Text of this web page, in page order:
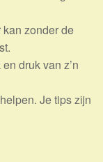
zonder de
druk van z’n
Je tips zijn